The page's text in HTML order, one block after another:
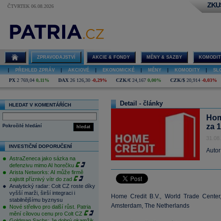
ČTVRTEK 06.08.2026
ZPRAVODAJSTVÍ AKCIE & FONDY MĚNY & SAZBY
PŘEHLED ZPRÁV AKCIOVÉ EKONOMICKÉ MĚNY KOMODITY
PX 2 769,04 0,11% DAX 26 126,30 -0,29% CZK/€ 24,167 0,00% CZK/$ 20,914 -0,03%
HLEDAT V KOMENTÁŘÍCH
hledat
Pokročilé hledání
INVESTIČNÍ DOPORUČENÍ
AstraZeneca jako sázka na
defenzivu mimo AI horečku
Arista Networks: AI může firmě
zajistit příznivý vítr do zad
Analytický radar: Colt CZ roste díky
vyšší marži, širší integraci i
stabilnějšímu byznysu
Nové střelivo pro další růst. Patria
mění cílovou cenu pro Colt CZ
Detail - články
za
Home Credit B.V., World Trade
Amsterdam, The Netherlands